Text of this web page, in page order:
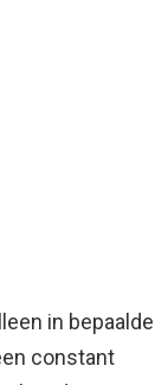
in bepaalde
constant